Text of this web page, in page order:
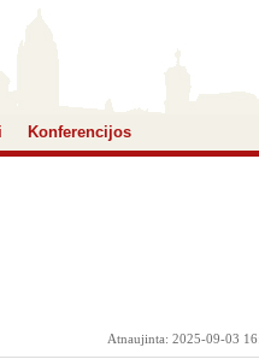
Konferencijos
Atnaujinta: 2025-09-03